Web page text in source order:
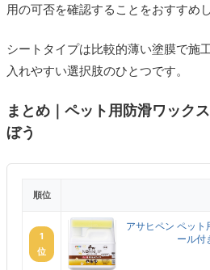
用の可否を確認することをおすすめし
シートタイプは比較的薄い塗膜で施
入れやすい選択肢のひとつです。
まとめ｜ペット用防滑ワック
ぼう
順位
1
位
アサヒペン ペッ
ール付